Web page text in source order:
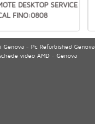
DESKTOP SERVICE
FINO:0808
- Pc Refurbished Genova
video AMD - Genova